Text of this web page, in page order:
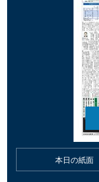
本日の紙面